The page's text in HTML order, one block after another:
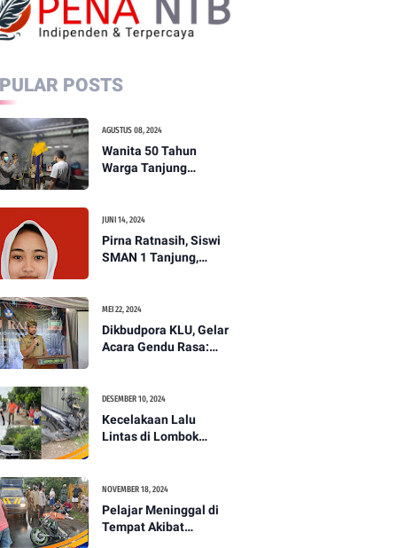
POSTS
AGUSTUS 08, 2024
Wanita 50 Tahun
Warga Tanjung
JUNI 14, 2024
Pirna Ratnasih, Siswi
SMAN 1 Tanjung,
Paskibraka Tingkat
Nasional
MEI 22, 2024
Dikbudpora KLU, Gelar
Acara Gendu Rasa:
Masyarakat Dayan
Gunung
DESEMBER 10, 2024
Kecelakaan Lalu
Lintas di Lombok
PENANTB
NOVEMBER 18, 2024
Pelajar Meninggal di
Tempat Akibat